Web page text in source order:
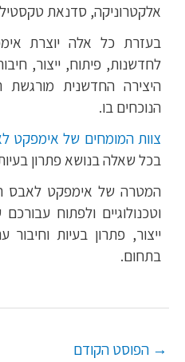
אלקטרוניקה, סדנאת
בעזרת כל אלה יוצרת
לחדשנות, פיתוח, ייצור,
היצירה החדשנית
הנוכחים בו.
צוות המומחים של אימפקט
בכל שאלה בנושא פתרון בעיות
המטרה של אימפקט לאבס
וטכנולוגיים ולפתוח
ייצור, פתרון בעיות
בתחום.
→ הפוסט הקודם